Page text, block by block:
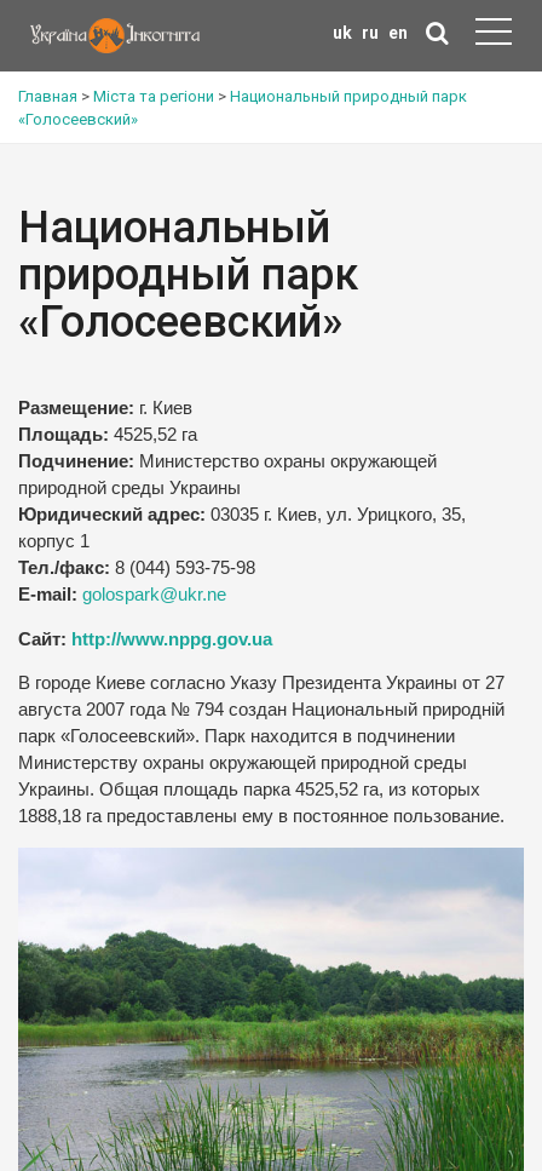
uk ru en
Главная > Міста та регіони > Национальный природный парк
«Голосеевский»
Национальный
природный парк
«Голосеевский»
Размещение: г. Киев
Площадь: 4525,52 га
Подчинение: Министерство охраны окружающей
природной среды Украины
Юридический адрес: 03035 г. Киев, ул. Урицкого, 35,
корпус 1
Тел./факс: 8 (044) 593-75-98
Е-mail: golospark@ukr.ne
Сайт: http://www.nppg.gov.ua
В городе Киеве согласно Указу Президента Украины от 27
августа 2007 года № 794 создан Национальный природній
парк «Голосеевский». Парк находится в подчинении
Министерству охраны окружающей природной среды
Украины. Общая площадь парка 4525,52 га, из которых
1888,18 га предоставлены ему в постоянное пользование.